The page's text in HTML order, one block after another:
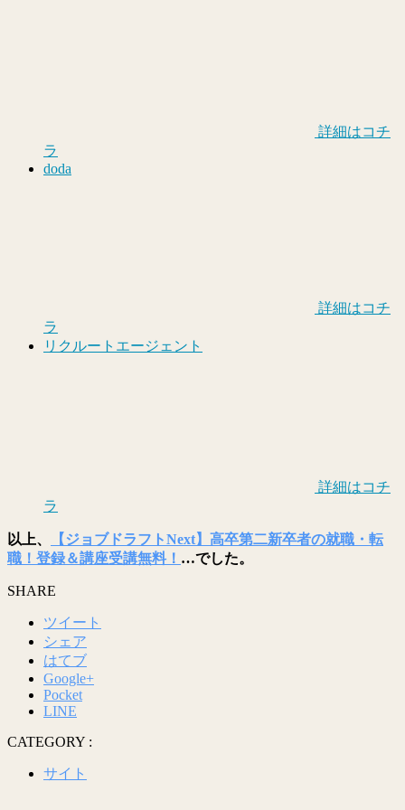
詳細はコチ
ラ
doda
詳細はコチ
ラ
リクルートエージェント
詳細はコチ
ラ
以上、
【ジョブドラフトNext】高卒第二新卒者の就職・転
職！登録＆講座受講無料！ …でした。
SHARE
ツイート
シェア
はてブ
Google+
Pocket
LINE
CATEGORY :
サイト